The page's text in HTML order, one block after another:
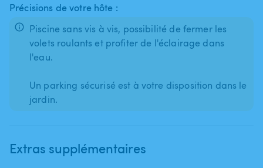
Précisions de votre hôte :
Piscine sans vis à vis, possibilité de fermer les
volets roulants et profiter de l'éclairage dans
l'eau.
Un parking sécurisé est à votre disposition dans le
jardin.
Extras supplémentaires